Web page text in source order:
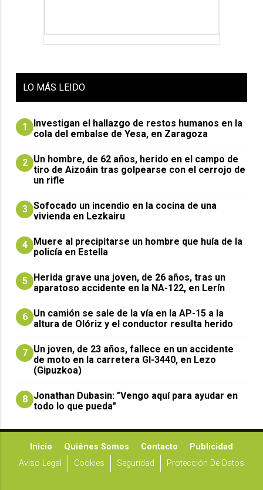
LO MÁS LEIDO
1
Investigan el hallazgo de restos humanos en la
cola del embalse de Yesa, en Zaragoza
2 Un hombre, de 62 años, herido en el campo de
tiro de Aizoáin tras golpearse con el cerrojo de
un rifle
3 Sofocado un incendio en la cocina de una
vivienda en Lezkairu
4 Muere al precipitarse un hombre que huía de la
policía en Estella
5 Herida grave una joven, de 26 años, tras un
aparatoso accidente en la NA-122, en Lerín
6 Un camión se sale de la vía en la AP-15 a la
altura de Olóriz y el conductor resulta herido
7 Un joven, de 23 años, fallece en un accidente
de moto en la carretera GI-3440, en Lezo
(Gipuzkoa)
8 Jonathan Dubasin: "Vengo aquí para ayudar en
todo lo que pueda"
Inicio Quiénes Somos Contacto
Publicidad
Aviso Legal
Cookies Seguridad Protección De Datos